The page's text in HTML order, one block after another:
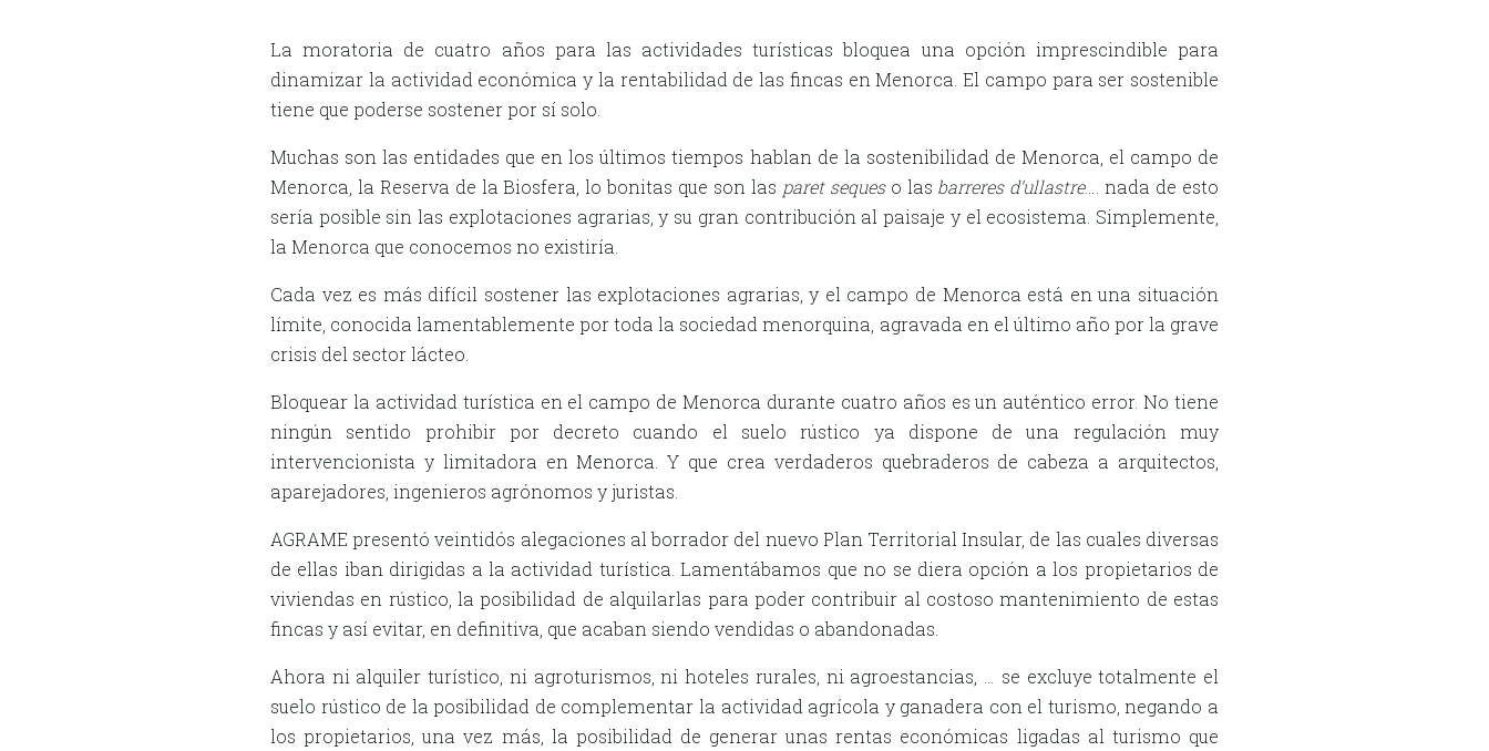
La moratoria de cuatro años para las actividades turísticas bloquea una opción imprescindible para
dinamizar la actividad económica y la rentabilidad de las fincas en Menorca. El campo para ser sostenible
tiene que poderse sostener por sí solo.
Muchas son las entidades que en los últimos tiempos hablan de la sostenibilidad de Menorca, el campo de
Menorca, la Reserva de la Biosfera, lo bonitas que son las paret seques o las barreres d’ullastre…. nada de esto
sería posible sin las explotaciones agrarias, y su gran contribución al paisaje y el ecosistema. Simplemente,
la Menorca que conocemos no existiría.
Cada vez es más difícil sostener las explotaciones agrarias, y el campo de Menorca está en una situación
límite, conocida lamentablemente por toda la sociedad menorquina, agravada en el último año por la grave
crisis del sector lácteo.
Bloquear la actividad turística en el campo de Menorca durante cuatro años es un auténtico error. No tiene
ningún sentido prohibir por decreto cuando el suelo rústico ya dispone de una regulación muy
intervencionista y limitadora en Menorca. Y que crea verdaderos quebraderos de cabeza a arquitectos,
aparejadores, ingenieros agrónomos y juristas.
AGRAME presentó veintidós alegaciones al borrador del nuevo Plan Territorial Insular, de las cuales diversas
de ellas iban dirigidas a la actividad turística. Lamentábamos que no se diera opción a los propietarios de
viviendas en rústico, la posibilidad de alquilarlas para poder contribuir al costoso mantenimiento de estas
fincas y así evitar, en definitiva, que acaban siendo vendidas o abandonadas.
Ahora ni alquiler turístico, ni agroturismos, ni hoteles rurales, ni agroestancias, … se excluye totalmente el
suelo rústico de la posibilidad de complementar la actividad agrícola y ganadera con el turismo, negando a
los propietarios, una vez más, la posibilidad de generar unas rentas económicas ligadas al turismo que